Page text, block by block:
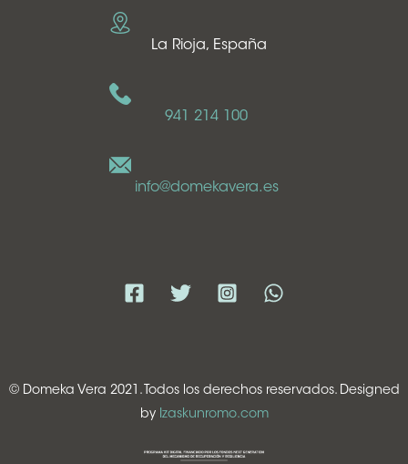
La Rioja, España
941 214 100
info@domekavera.es
© Domeka Vera 2021. Todos los derechos reservados. Designed
by Izaskunromo.com